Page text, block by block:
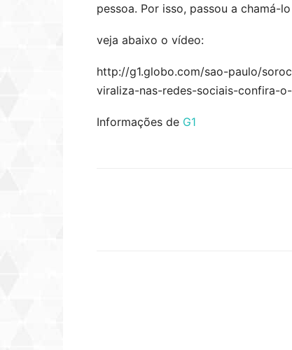
pessoa. Por isso, passou a chamá-
veja abaixo o vídeo:
http://g1.globo.com/sao-paulo/
viraliza-nas-redes-sociais-confira-
Informações de G1